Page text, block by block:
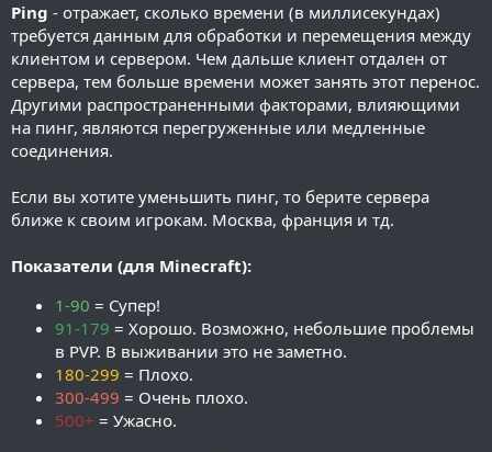
Ping - отражает, сколько времени (в миллисекундах)
требуется данным для обработки и перемещения между
клиентом и сервером. Чем дальше клиент отдален от
сервера, тем больше времени может занять этот перенос.
Другими распространенными факторами, влияющими
на пинг, являются перегруженные или медленные
соединения.
Если вы хотите уменьшить пинг, то берите сервера
ближе к своим игрокам. Москва, франция и тд.
Показатели (для Minecraft):
1-90 = Супер!
91-179 = Хорошо. Возможно, небольшие проблемы
в PVP. В выживании это не заметно.
180-299 = Плохо.
300-499 = Очень плохо.
500+ = Ужасно.